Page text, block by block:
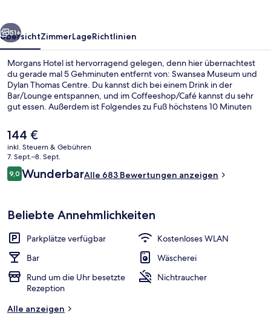
Weiter
51+
ÜbersichtZimmerLageRichtlinien
Morgans Hotel ist hervorragend gelegen, denn hier übernachtest
du gerade mal 5 Gehminuten entfernt von: Swansea Museum und
Dylan Thomas Centre. Du kannst dich bei einem Drink in der
Bar/Lounge entspannen, und im Coffeeshop/Café kannst du sehr
gut essen. Außerdem ist Folgendes zu Fuß höchstens 10 Minuten
das hilfsbereite Personal.
Der
aktuelle
Preis
beträgt
144 €.
144 €
inkl. Steuern & Gebühren
7. Sept.–8. Sept.
Bewertungen
9,09,0 von 10.
WunderbarAlle 683 Bewertungen anzeigen
Beliebte Annehmlichkeiten
Parkplätze verfügbar
Kostenloses WLAN
Bar
Wäscherei
Rund um die Uhr besetzte
Rezeption
Nichtraucher
Alle anzeigen